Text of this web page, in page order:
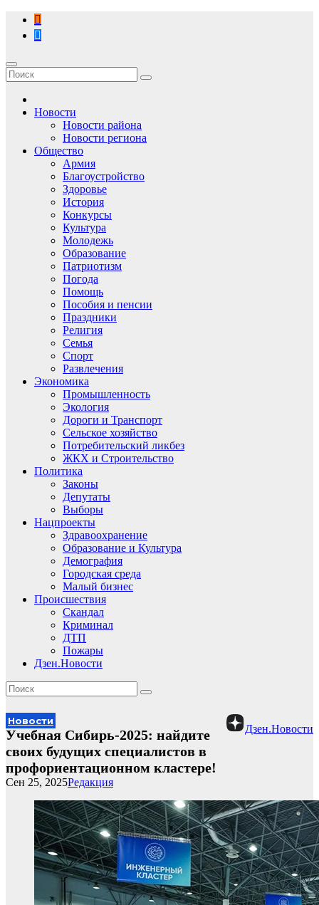
Перейти
содержимому
Новости
Новости района
Новости региона
Общество
Армия
Благоустройство
Здоровье
История
Конкурсы
Культура
Молодежь
Образование
Патриотизм
Погода
Помощь
Пособия и пенсии
Праздники
Религия
Семья
Спорт
Развлечения
Экономика
Промышленность
Экология
Дороги и Транспорт
Сельское хозяйство
Потребительский ликбез
ЖКХ и Строительство
Политика
Законы
Депутаты
Выборы
Нацпроекты
Здравоохранение
Образование и Культура
Демография
Городская среда
Малый бизнес
Происшествия
Скандал
Криминал
ДТП
Пожары
Дзен.Новости
Дзен.Новости
Новости
Учебная Сибирь-2025: найдите
своих будущих специалистов в
профориентационном кластере!
Редакция
Сен 25, 2025